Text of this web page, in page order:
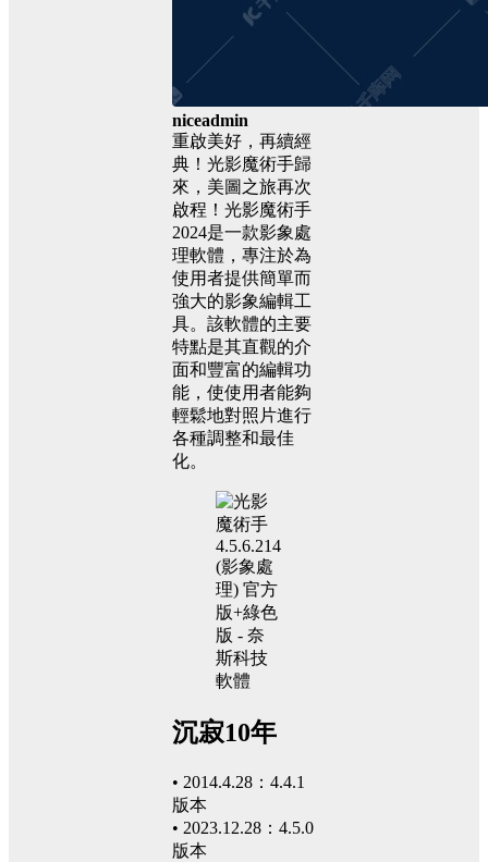
niceadmin
重啟美好，再續經
典！光影魔術手歸
來，美圖之旅再次
啟程！光影魔術手
2024是一款影象處
理軟體，專注於為
使用者提供簡單而
強大的影象編輯工
具。該軟體的主要
特點是其直觀的介
面和豐富的編輯功
能，使使用者能夠
輕鬆地對照片進行
各種調整和最佳
化。
沉寂10年
• 2014.4.28：4.4.1
版本
• 2023.12.28：4.5.0
版本